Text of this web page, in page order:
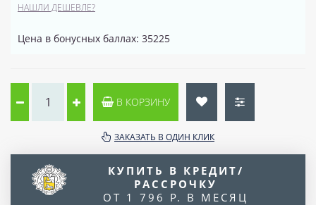
НАШЛИ ДЕШЕВЛЕ?
Цена в бонусных баллах: 35225
В КОРЗИНУ
ЗАКАЗАТЬ В ОДИН КЛИК
КУПИТЬ В КРЕДИТ/
РАССРОЧКУ
ОТ 1 796 Р. В МЕСЯЦ